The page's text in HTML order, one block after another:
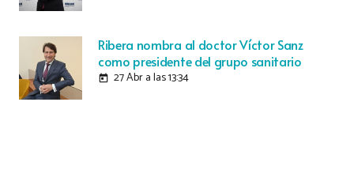
Ribera nombra al doctor Víctor Sanz
como presidente del grupo sanitario
today 27 Abr a las 13:34